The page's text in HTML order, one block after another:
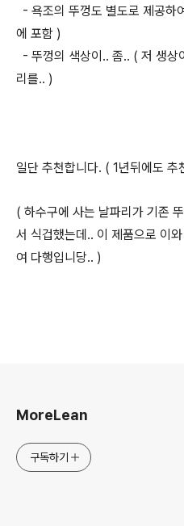
- 욕조의 뚜껑도 별도로 제공하
에 포함 )
- 뚜껑의 색상이.. 좀.. ( 저 생상
리를.. )
일단 추천합니다. ( 1년뒤에도 추
( 하수구에 사는 날파리가 기존
서 식겁했는데.. 이 제품으로 이
여 다행입니당.. )
MoreLean
구독하기